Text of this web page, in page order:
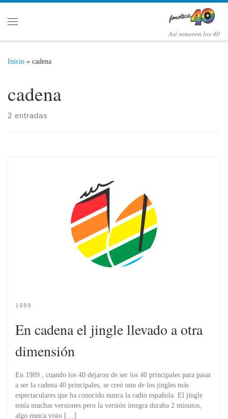
Así­ sonaron los 40
Inicio » cadena
cadena
2 entradas
1989
En cadena el jingle llevado a otra
dimensión
En 1989 , cuando los 40 dejaron de ser los 40 principales para pasar
a ser la cadena 40 principales, se creó uno de los jingles más
espectaculares que ha conocido nunca la radio española. El jingle
tenía muchas versiones pero la versión íntegra duraba 2 minutos,
algo nunca visto […]